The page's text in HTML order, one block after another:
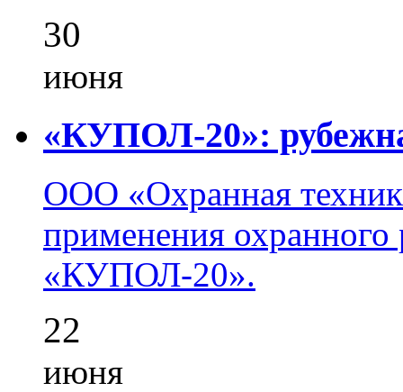
30
июня
«КУПОЛ-20»:
ООО «Охранная
применения охранного
«КУПОЛ-20».
22
июня